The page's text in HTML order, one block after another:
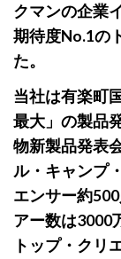
クマンの企業
期待度No.1の
た。
当社は有楽町
最大」の製品
物新製品発表
ル・キャンプ
エンサー約
アー数は3000
トップ・クリ